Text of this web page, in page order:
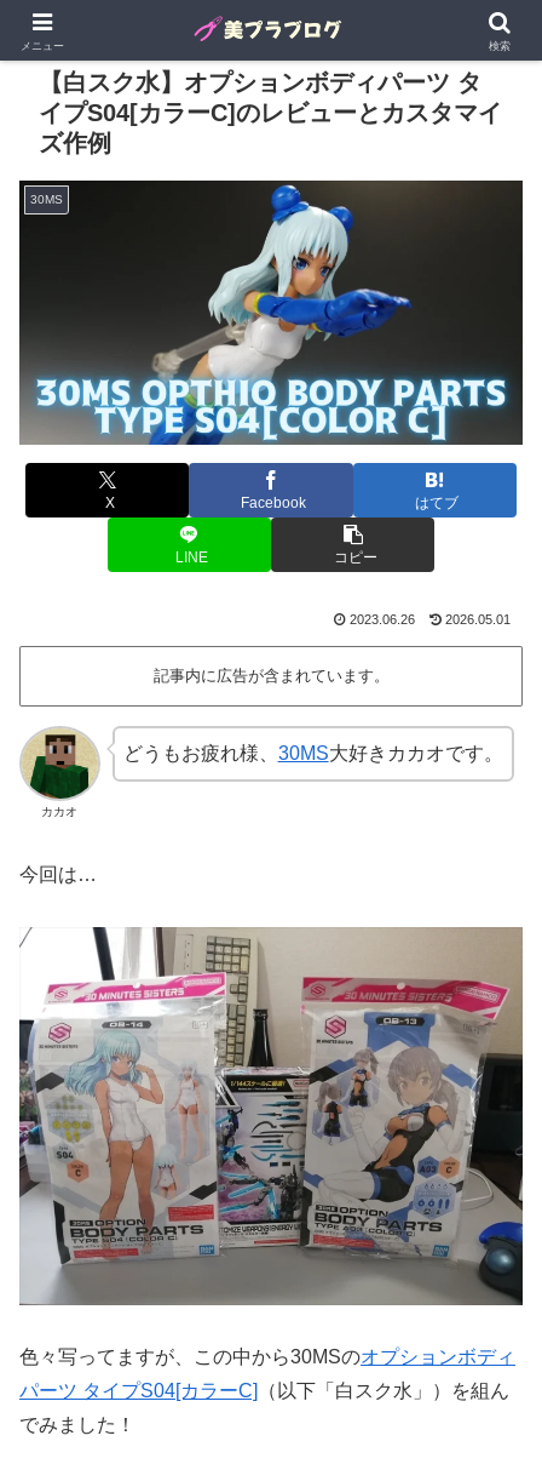
【白スク水】オプションボディパーツ タ
イプS04[カラーC]のレビューとカスタマイ
ズ作例
30MS
X Facebook はてブ
LINE コピー
2023.06.26 2026.05.01
記事内に広告が含まれています。
カカオ
どうもお疲れ様、 30MS大好きカカオです。
今回は…
色々写ってますが、この中から30MSのオプションボディ
パーツ タイプS04[カラーC]
（以下「白スク水」）を組ん
でみました！
メニュー 検索